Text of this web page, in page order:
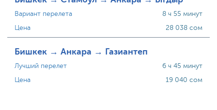
Вариант перелета
Цена
8 ч 55 минут
28 038 сом
Бишкек → Анкара → Газиантеп
Лучший перелет
Цена
6 ч 45 минут
19 040 сом